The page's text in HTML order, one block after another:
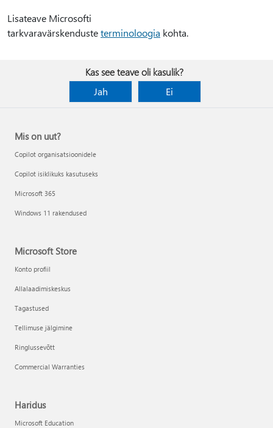
Lisateave Microsofti
tarkvaravärskendusteterminoloogia kohta.
Kas see teave oli kasulik?
Jah
Ei
Mis on uut?
Copilot organisatsioonidele
Copilot isiklikuks kasutuseks
Microsoft 365
Windows 11 rakendused
Microsoft Store
Konto profiil
Allalaadimiskeskus
Tagastused
Tellimuse jälgimine
Ringlussevõtt
Commercial Warranties
Haridus
Microsoft Education